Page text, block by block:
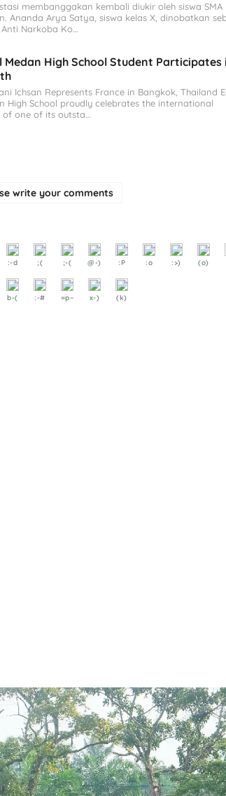
membanggakan kembali diukir oleh siswa SMA
Ananda Arya Satya, siswa kelas X, dinobatkan
Narkoba Ko…
Medan High School Student Participates
Ichsan Represents France in Bangkok, Thailand
High School proudly celebrates the international
of one of its outsta…
write your comments
:-d ;( ;-( @-) :P :o :>) (o)
b-( :-# =p~ x-) (k)